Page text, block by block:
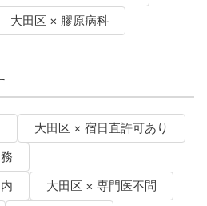
大田区 × 膠原病科
大田区 × 宿日直許可あり
大田区 × 専門医不問